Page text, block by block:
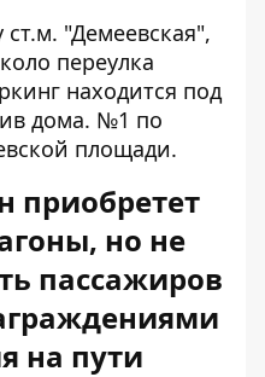
ст.м. "Демеевская",
переулка
находится под
дома. №1 по
площади.
приобретет
но не
пассажиров
на пути